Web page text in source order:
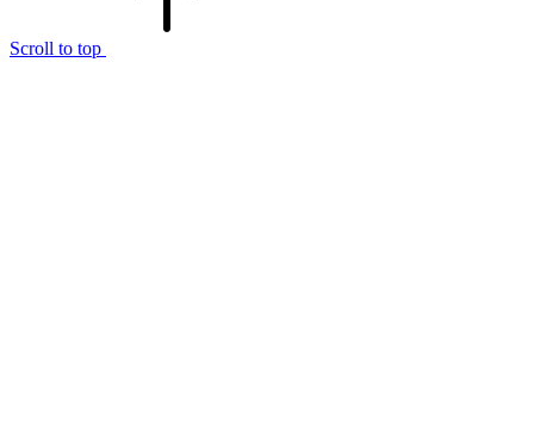
Scroll to top